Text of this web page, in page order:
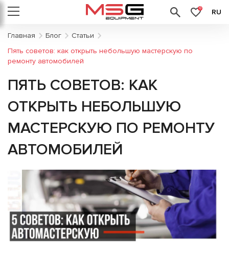
0 RU
Главная Блог
Статьи
Пять советов: как открыть небольшую мастерскую по
ремонту автомобилей
ПЯТЬ СОВЕТОВ: КАК
ОТКРЫТЬ НЕБОЛЬШУЮ
МАСТЕРСКУЮ ПО РЕМОНТУ
АВТОМОБИЛЕЙ